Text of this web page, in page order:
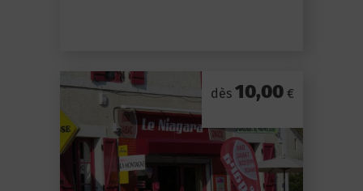
dès 10,00 €